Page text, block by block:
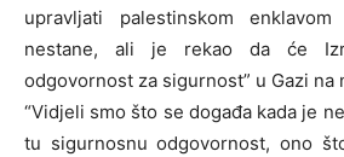
upravljati palestinskom
nestane, ali je rekao da će
odgovornost za sigurnost” u Gazi
“Vidjeli smo što se događa kada je
tu sigurnosnu odgovornost, ono